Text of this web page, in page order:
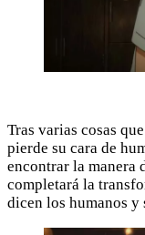
Tras varias cosas
pierde su cara de
encontrar la manera
completará la
dicen los humanos y